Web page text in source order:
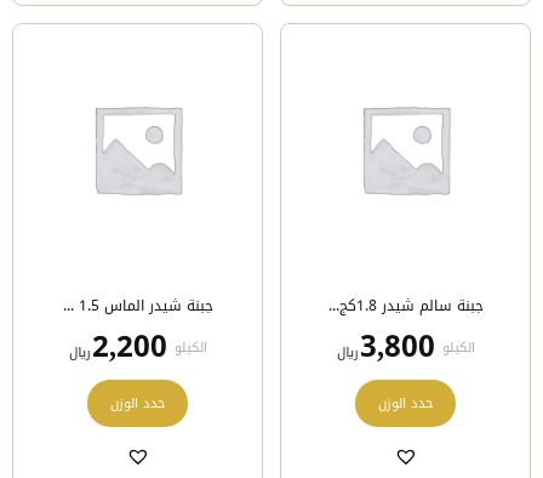
لهذا
الخيارات
على
صفحة
المنتج
لهذا
الخيارات
على
صفحة
المنتج
جبنة سالم شيدر 1.8كج...
الكيلو 3,800﷼
حدد الوزنهناك
العديد
من
الأشكال
جبنة شيدر الماس 1.5 ...
الكيلو 2,200﷼
حدد الوزنهناك
العديد
من
الأشكال